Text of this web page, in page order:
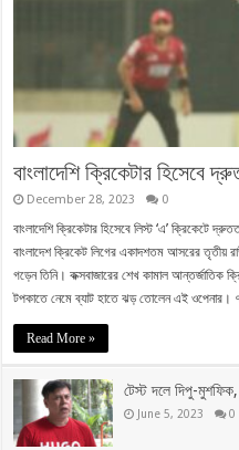
বাংলাদেশি ক্রিকেটার হিসেবে
December 28, 2023 0
বাংলাদেশি ক্রিকেটার হিসেবে লিস্ট ‘এ’ ক্রিকেটে
বাংলাদেশ ক্রিকেট লিগের একাদশতম আসরের তৃতীয়
গড়েন তিনি। কক্সবাজারের শেখ কামাল আন্তর্জাতিক
টপকাতে নেমে ব্যাট হাতে ঝড় তোলেন এই ওপেনার।
Read More »
টেস্ট দলে দিপু-মুশফিক,
June 5, 2023 0